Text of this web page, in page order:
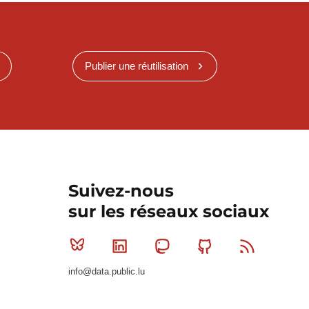
Publier une réutilisation
Suivez-nous
sur les réseaux sociaux
Bluesky Linkedin MastodonGithub
info@data.public.lu